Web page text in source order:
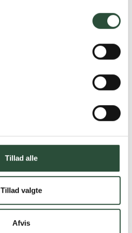
Tillad alle
Tillad valgte
Afvis